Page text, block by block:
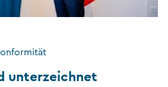
unterzeichnet